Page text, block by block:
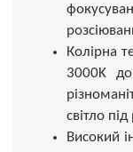
Колірна
3000K
світло
Високий